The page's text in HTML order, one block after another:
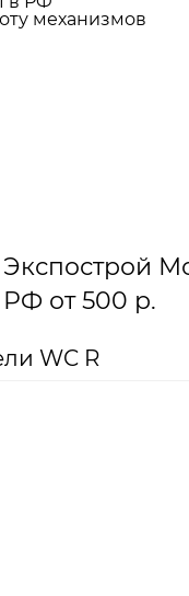
механизмов
от 500 р.
WC R